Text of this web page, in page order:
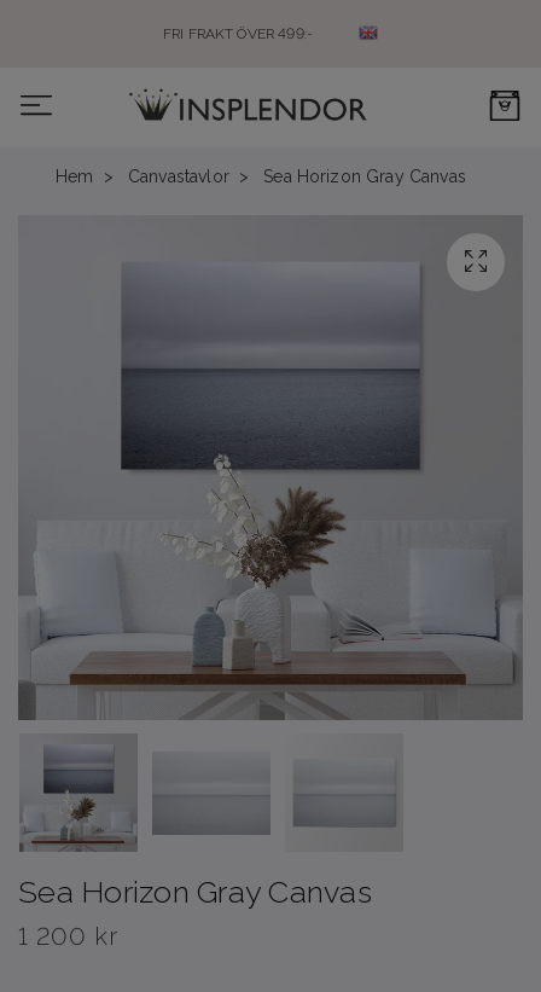
FRI FRAKT ÖVER 499:-
0
Hem Canvastavlor Sea Horizon Gray Canvas
Sea Horizon Gray Canvas
1 200 kr